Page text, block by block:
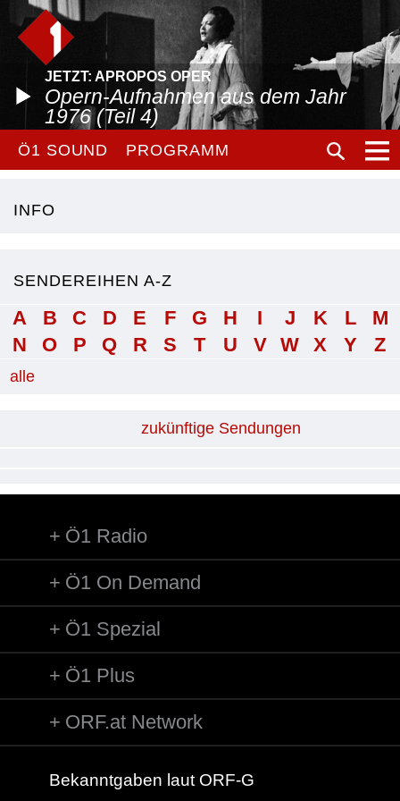
JETZT: APROPOS OPER
Opern-Aufnahmen aus dem Jahr
1976 (Teil 4)
Ö1 SOUND PROGRAMM
INFO
SENDEREIHEN A-Z
A B C D E F G H I J K L
M
N
O P Q R S T U V W X Y Z
alle
zukünftige Sendungen
Ö1 Radio
Ö1 On Demand
Ö1 Spezial
Ö1 Plus
ORF.at Network
Bekanntgaben laut ORF-G